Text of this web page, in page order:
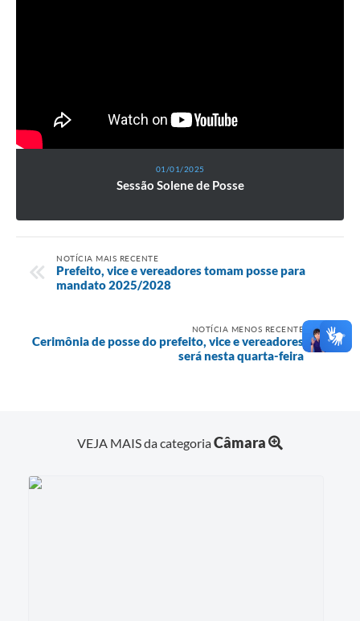
01/01/2025
Sessão Solene de Posse
NOTÍCIA MAIS RECENTE
Prefeito, vice e vereadores tomam posse para
mandato 2025/2028
NOTÍCIA MENOS RECENTE
Cerimônia de posse do prefeito, vice e vereadores
será nesta quarta-feira
VEJA MAIS da categoriaCâmara